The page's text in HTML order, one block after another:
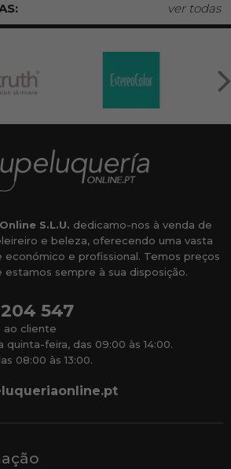
ver todas
S.L.U. dedicamo-nos à venda de
e beleza, oferecendo uma vasta
económico e profissional. Temos preços
sempre à sua disposição.
204 547
cliente
quinta-feira, das 09:00 às 14:00.
08:00 às 13:00.